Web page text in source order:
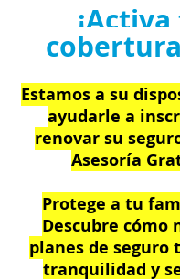
Estamos a su
ayudarle a
renovar su
Asesoría
Protege a tu
Descubre cómo
planes de seguro
tranquilidad y